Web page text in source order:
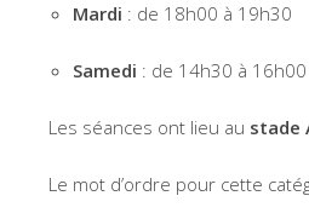
Mardi : de 18h00 à 19h30
Samedi : de 14h30 à
Les séances ont lieu au stade
Le mot d’ordre pour cette